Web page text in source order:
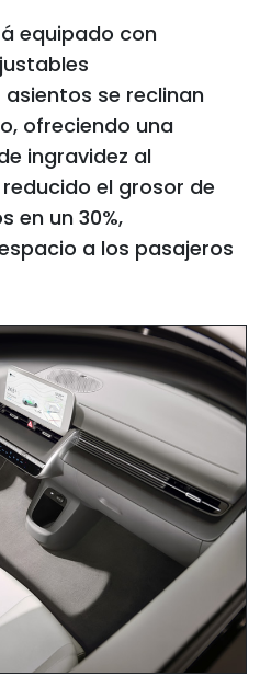
equipado con
se reclinan
ofreciendo una
ingravidez al
el grosor de
en un 30%,
a los pasajeros